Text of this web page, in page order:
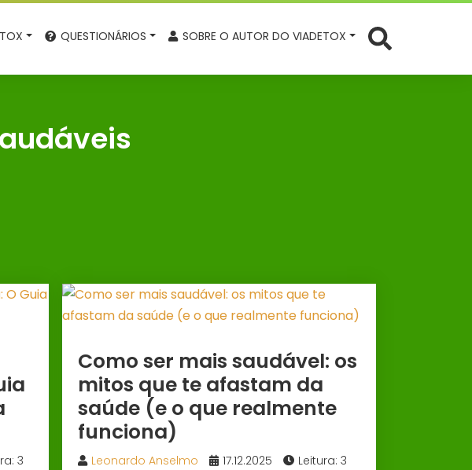
QUESTIONÁRIOS SOBRE O AUTOR DO VIADETOX
3
Como ser mais saudável: os
mitos que te afastam da
saúde (e o que realmente
funciona)
Leonardo Anselmo 17.12.2025
Leitura: 3